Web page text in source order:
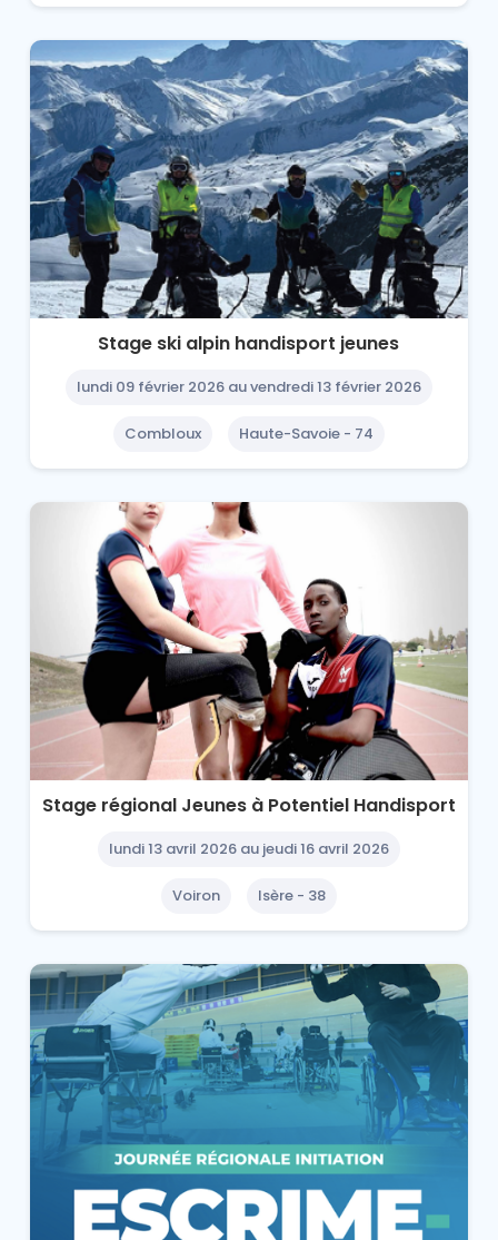
Stage ski alpin handisport jeunes
lundi 09 février 2026 au vendredi 13 février 2026
Combloux Haute-Savoie - 74
Stage régional Jeunes à Potentiel Handisport
lundi 13 avril 2026 au jeudi 16 avril 2026
Voiron Isère - 38